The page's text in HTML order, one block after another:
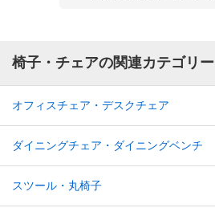
椅子・チェアの関連カテゴリー
オフィスチェア・デスクチェア
ダイニングチェア・ダイニングベンチ
スツール・丸椅子